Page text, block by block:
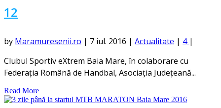
12
by Maramuresenii.ro | 7 iul. 2016 | Actualitate | 4 |
Clubul Sportiv eXtrem Baia Mare, în colaborare cu
Federația Română de Handbal, Asociația Județeană...
Read More